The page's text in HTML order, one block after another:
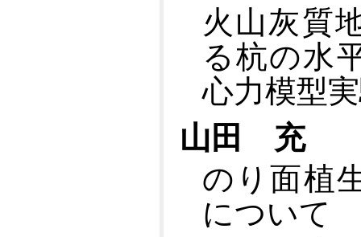
火山灰質
る杭の水
心力模型
山田 充
のり面植
について